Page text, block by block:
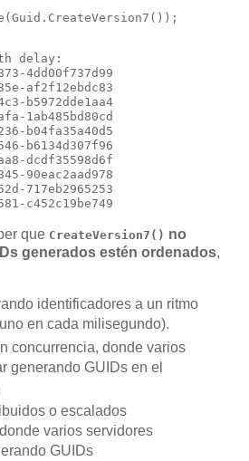
delay:
4dd00f737d99
af2f12ebdc83
b5972dde1aa4
1ab485bd80cd
b04fa35a40d5
b6134d307f96
dcdf35598d6f
90eac2aad978
717eb2965253
que CreateVersion7() no
generados estén ordenados,
identificadores a un ritmo
en cada milisegundo).
concurrencia, donde varios
generando GUIDs en el
o escalados
varios servidores
GUIDs